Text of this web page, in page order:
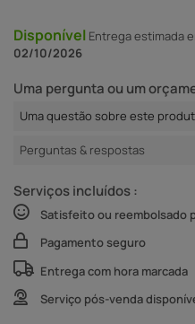
Disponível Entregaestimada
02/10/2026
Uma pergunta ou um
Uma questão sobre este
Perguntas & respostas
Serviços incluídos :
Satisfeito ou reembolsado
Pagamento seguro
Entrega com hora marcada
Serviço pós-venda